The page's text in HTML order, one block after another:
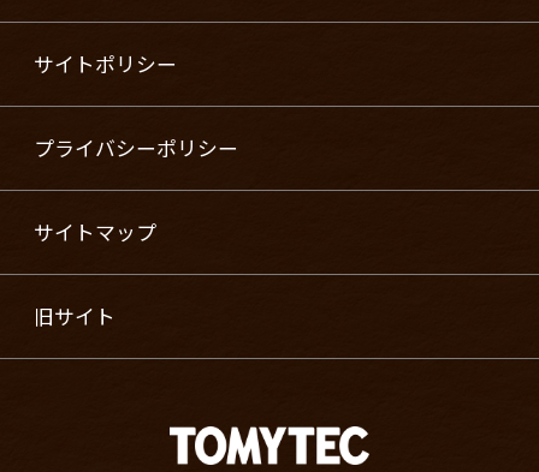
サイトポリシー
プライバシーポリシー
サイトマップ
旧サイト